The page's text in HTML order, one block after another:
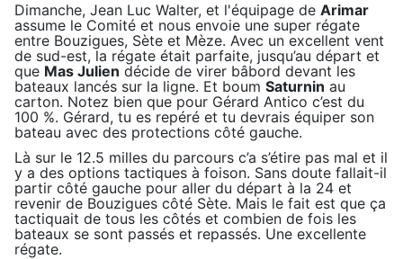
Dimanche, Jean Luc Walter, et l'équipage de Arimar
assume le Comité et nous envoie une super régate
entre Bouzigues, Sète et Mèze. Avec un excellent vent
de sud-est, la régate était parfaite, jusqu’au départ et
que Mas Julien décide de virer bâbord devant les
bateaux lancés sur la ligne. Et boum Saturnin au
carton. Notez bien que pour Gérard Antico c’est du
100 %. Gérard, tu es repéré et tu devrais équiper son
bateau avec des protections côté gauche.
Là sur le 12.5 milles du parcours c’a s’étire pas mal et il
y a des options tactiques à foison. Sans doute fallait-il
partir côté gauche pour aller du départ à la 24 et
revenir de Bouzigues côté Sète. Mais le fait est que ça
tactiquait de tous les côtés et combien de fois les
bateaux se sont passés et repassés. Une excellente
régate.